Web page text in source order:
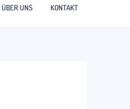
ÜBER UNS KONTAKT